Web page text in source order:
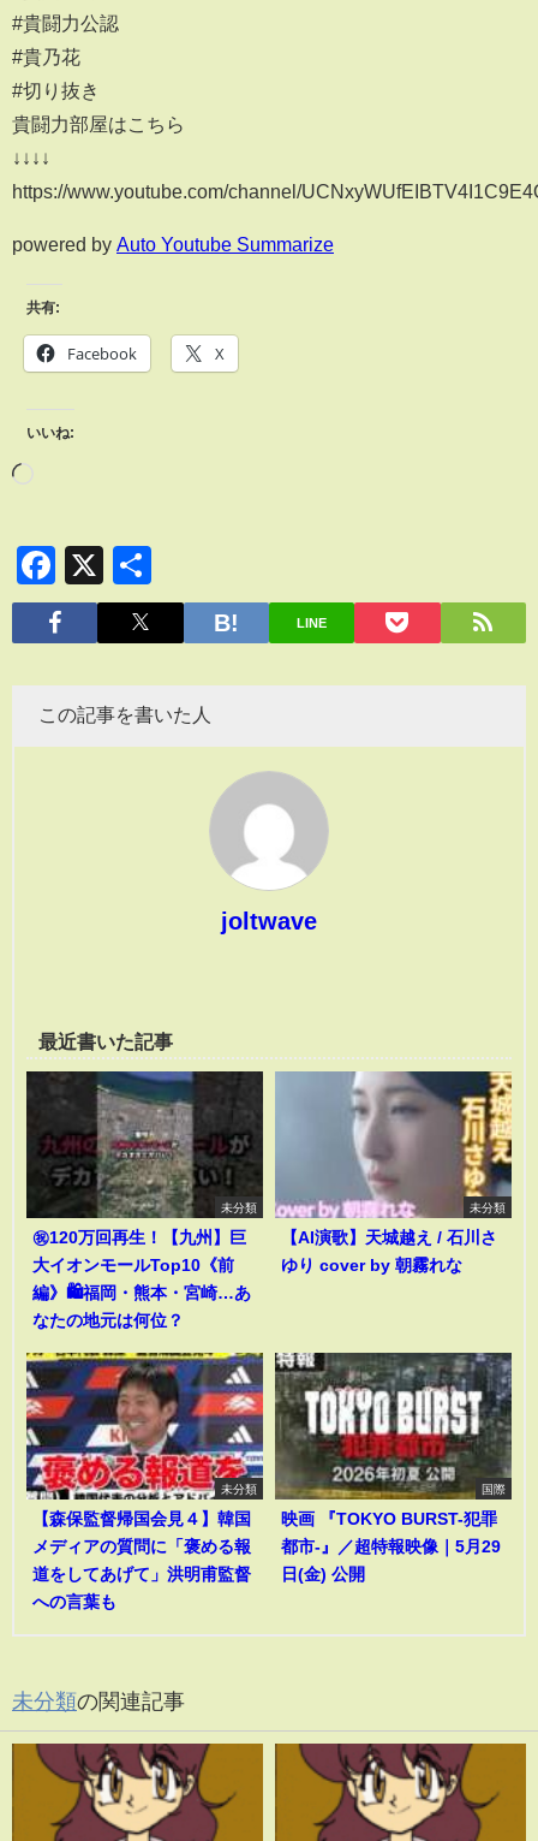
#貴闘力公認
#貴乃花
#切り抜き
貴闘力部屋はこちら
↓↓↓↓
https://www.youtube.com/channel/
powered by Auto Youtube Summarize
共有:
Facebook X
いいね:
Facebook
X
有
LINE
この記事を書いた人
joltwave
最近書いた記事
未分類
㊗️120万回再生！【九州】巨
大イオンモールTop10《前
編》🛍️福岡・熊本・宮崎…あ
なたの地元は何位？
未分類
【AI演歌】天城越え / 石川さ
ゆり cover by 朝霧れな
未分類
【森保監督帰国会見４】韓国
メディアの質問に「褒める報
道をしてあげて」洪明甫監督
への言葉も
国際
映画 『TOKYO BURST-犯罪
都市-』／超特報映像｜5月29
日(金) 公開
未分類の関連記事